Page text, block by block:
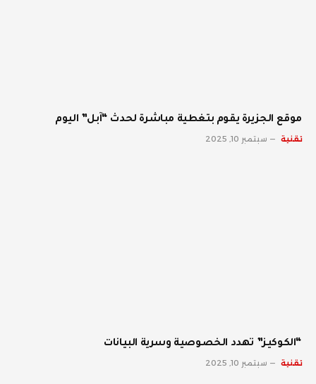
موقع الجزيرة يقوم بتغطية مباشرة لحدث “آبل” اليوم
تقنية سبتمبر 10, 2025
“الكوكيز” تهدد الخصوصية وسرية البيانات
تقنية سبتمبر 10, 2025